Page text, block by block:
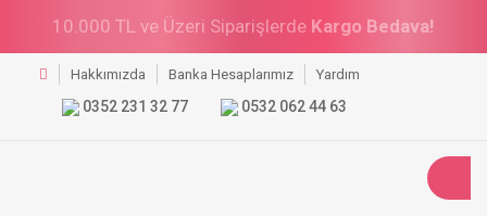
10.000 TL ve Üzeri Siparişlerde Kargo Bedava!
Hakkımızda Banka Hesaplarımız Yardım
0352 231 32 77 0532 062 44 63